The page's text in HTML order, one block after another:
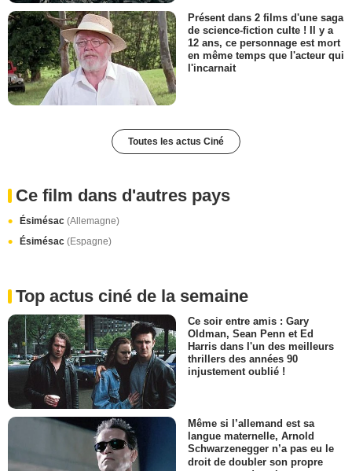
Présent dans 2 films d'une saga
de science-fiction culte ! Il y a
12 ans, ce personnage est mort
en même temps que l'acteur qui
l'incarnait
Toutes les actus Ciné
Ce film dans d'autres pays
Ésimésac (Allemagne)
Ésimésac (Espagne)
Top actus ciné de la semaine
Ce soir entre amis : Gary
Oldman, Sean Penn et Ed
Harris dans l'un des meilleurs
thrillers des années 90
injustement oublié !
Même si l’allemand est sa
langue maternelle, Arnold
Schwarzenegger n’a pas eu le
droit de doubler son propre